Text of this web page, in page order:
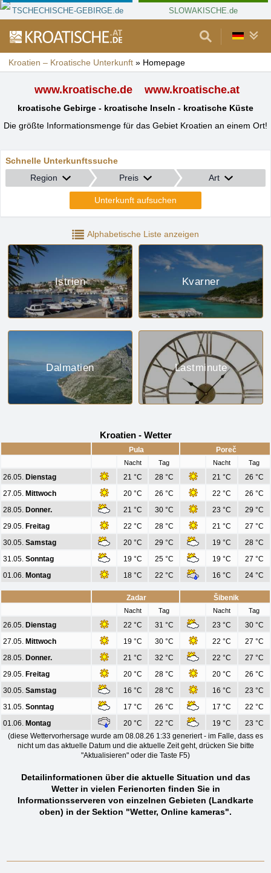
TSCHECHISCHE-GEBIRGE.de SLOWAKISCHE.de
Kroatien – Kroatische Unterkunft » Homepage
www.kroatische.de www.kroatische.at
kroatische Gebirge - kroatische Inseln - kroatische Küste
Die größte Informationsmenge für das Gebiet Kroatien an einem Ort!
Schnelle Unterkunftssuche
Region
Preis Art
Unterkunft aufsuchen
Alphabetische Liste anzeigen
Istrien Kvarner
Dalmatien Lastminute
Kroatien - Wetter
Pula Poreč
Nacht Tag Nacht Tag
26.05. Dienstag 21 °C 28 °C 21 °C
26 °C
27.05. Mittwoch 20 °C 26 °C 22 °C
26 °C
28.05. Donner. 21 °C 30 °C 23 °C
29 °C
29.05. Freitag 22 °C 28 °C 21 °C
27 °C
30.05. Samstag 20 °C 29 °C 19 °C
28 °C
31.05. Sonntag 19 °C 25 °C 19 °C
27 °C
01.06. Montag 18 °C 22 °C 16 °C 24 °C
Zadar Šibenik
Nacht Tag Nacht Tag
26.05. Dienstag 22 °C 31 °C 23 °C
30 °C
27.05. Mittwoch 19 °C 30 °C 22 °C
27 °C
28.05. Donner. 21 °C 32 °C 22 °C
27 °C
29.05. Freitag 20 °C 28 °C 20 °C
26 °C
30.05. Samstag 16 °C 28 °C 16 °C
23 °C
31.05. Sonntag 17 °C 26 °C 17 °C
22 °C
01.06. Montag 20 °C 22 °C 19 °C
23 °C
(diese Wettervorhersage wurde am 08.08.26 1:33 generiert - im Falle, dass es
nicht um das aktuelle Datum und die aktuelle Zeit geht, drücken Sie bitte
"Aktualisieren" oder die Taste F5)
Detailinformationen über die aktuelle Situation und das
Wetter in vielen Ferienorten finden Sie in
Informationsserveren von einzelnen Gebieten (Landkarte
oben) in der Sektion "Wetter, Online kameras".